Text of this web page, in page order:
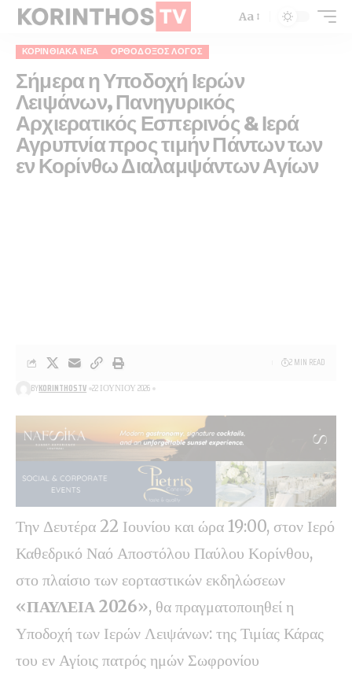
Aa
ΚΟΡΙΝΘΙΑΚΆ ΝΈΑ ΟΡΘΌΔΟΞΟΣ ΛΌΓΟΣ
Σήμερα η Υποδοχή Ιερών
Λειψάνων, Πανηγυρικός
Αρχιερατικός Εσπερινός & Ιερά
Αγρυπνία προς τιμήν Πάντων των
εν Κορίνθω Διαλαμψάντων Αγίων
BYKORINTHOSTV 22 ΙΟΥΝΊΟΥ 2026
2 MIN READ
Την Δευτέρα 22 Ιουνίου και ώρα 19:00, στον Ιερό
Καθεδρικό Ναό Αποστόλου Παύλου Κορίνθου,
στο πλαίσιο των εορταστικών εκδηλώσεων
«ΠΑΥΛΕΙΑ 2026», θα πραγματοποιηθεί η
Υποδοχή των Ιερών Λειψάνων: της Τιμίας Κάρας
του εν Αγίοις πατρός ημών Σωφρονίου